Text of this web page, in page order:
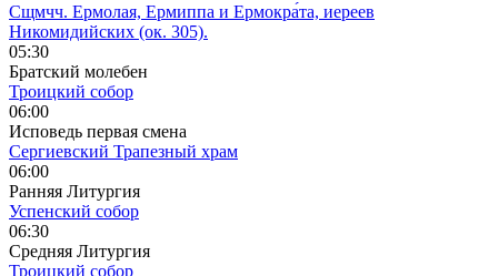
Сщмчч. Ермолая, Ермиппа и Ермокра́та, иереев
Никомидийских (ок. 305).
05:30
Братский молебен
Троицкий собор
06:00
Исповедь первая смена
Сергиевский Трапезный храм
06:00
Ранняя Литургия
Успенский собор
06:30
Средняя Литургия
Троицкий собор